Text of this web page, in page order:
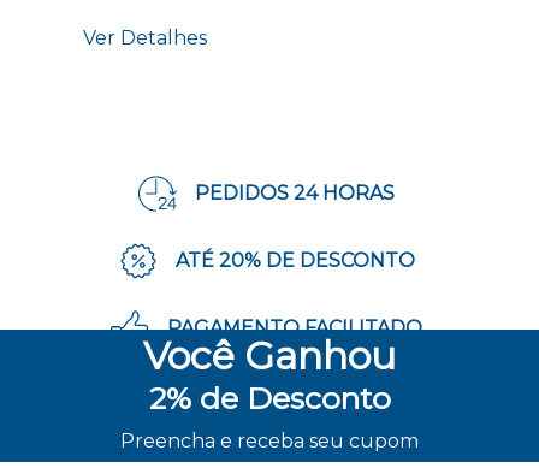
Ver Detalhes
PEDIDOS 24 HORAS
ATÉ 20% DE DESCONTO
PAGAMENTO FACILITADO
ENVIO RÁPIDO
Você Ganhou
2%de Desconto
Preencha e receba seu cupom